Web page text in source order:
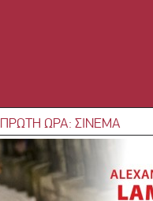
ΠΡΩΤΗ ΩΡΑ: ΣΙΝΕΜΑ